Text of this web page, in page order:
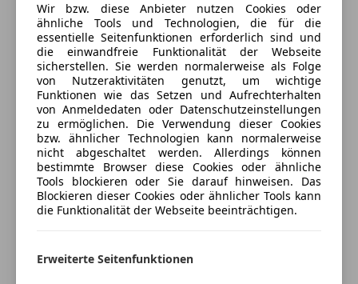
Versicherung
Kfz-Versicherung
Versicherungsschutz an Ihre Bedürfnisse
anpassen
Freischaden-Gutschein ab Stufe 0
Auto einfach online versichern & Rabatt holen
Wir bzw. diese Anbieter nutzen Cookies oder
ähnliche Tools und Technologien, die für die
essentielle Seitenfunktionen erforderlich sind und
die einwandfreie Funktionalität der Webseite
sicherstellen. Sie werden normalerweise als Folge
von Nutzeraktivitäten genutzt, um wichtige
Funktionen wie das Setzen und Aufrechterhalten
von Anmeldedaten oder Datenschutzeinstellungen
zu ermöglichen. Die Verwendung dieser Cookies
bzw. ähnlicher Technologien kann normalerweise
nicht abgeschaltet werden. Allerdings können
bestimmte Browser diese Cookies oder ähnliche
Tools blockieren oder Sie darauf hinweisen. Das
Blockieren dieser Cookies oder ähnlicher Tools kann
die Funktionalität der Webseite beeinträchtigen.
Erweiterte Seitenfunktionen